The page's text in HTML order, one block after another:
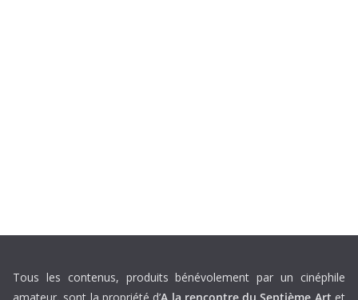
Tous les contenus, produits bénévolement par un cinéphile